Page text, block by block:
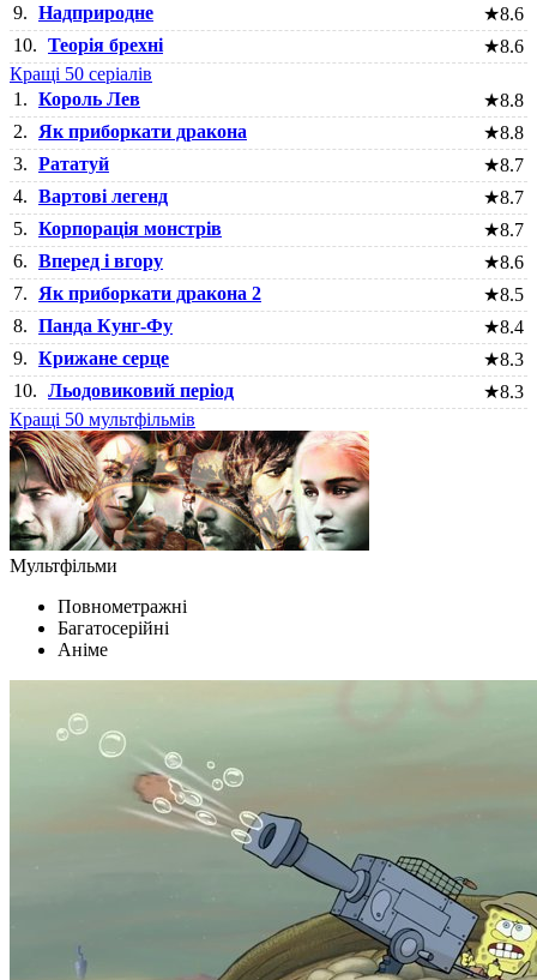
9. Надприродне ★8.6
10. Теорія брехні ★8.6
Кращі 50 серіалів
1. Король Лев ★8.8
2.
Як приборкати дракона ★8.8
3. Рататуй ★8.7
4. Вартові легенд ★8.7
5. Корпорація монстрів ★8.7
6. Вперед і вгору ★8.6
7.
Як приборкати дракона 2 ★8.5
8. Панда Кунг-Фу ★8.4
9. Крижане серце ★8.3
10. Льодовиковий період ★8.3
Кращі 50 мультфільмів
Мультфільми
Повнометражні
Багатосерійні
Аніме